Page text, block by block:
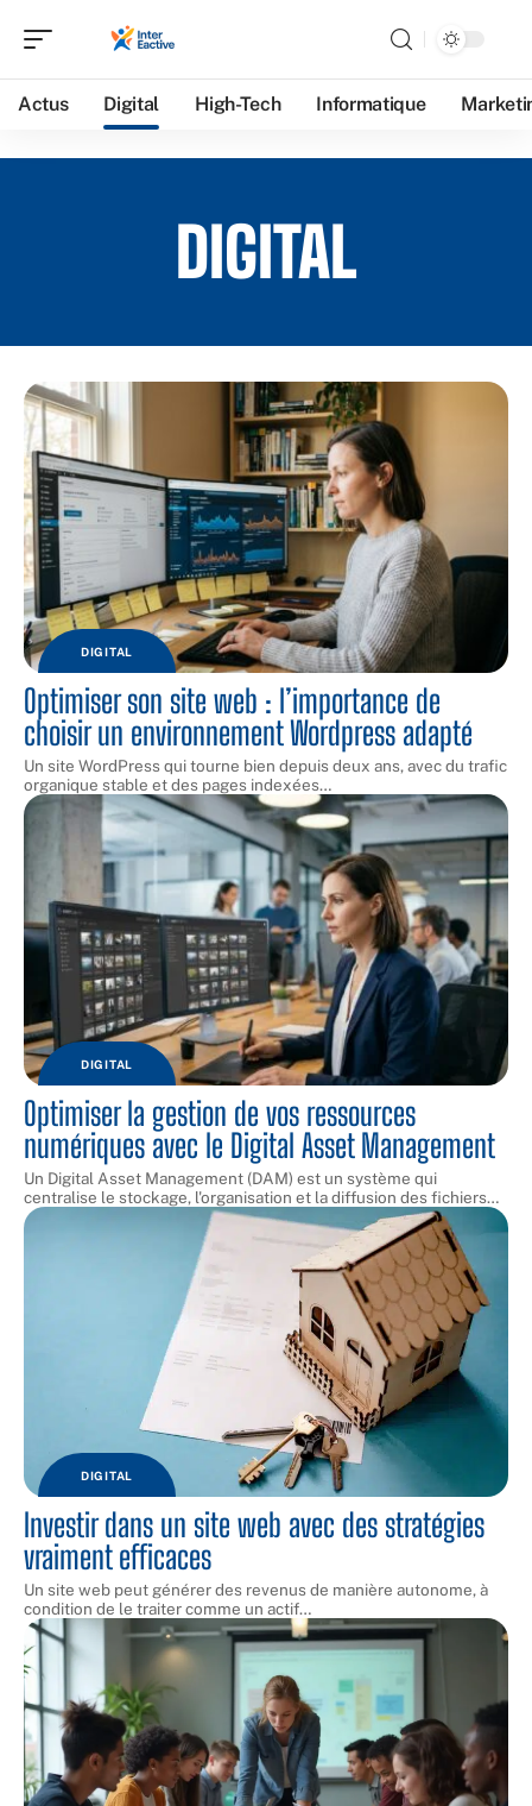
Actus Digital High-Tech Informatique
DIGITAL
DIGITAL
Optimiser son site web : l’importance de
choisir un environnement Wordpress adapté
Un site WordPress qui tourne bien depuis deux ans, avec du trafic
organique stable et des pages indexées…
DIGITAL
Optimiser la gestion de vos ressources
numériques avec le Digital Asset Management
Un Digital Asset Management (DAM) est un système qui
centralise le stockage, l'organisation et la diffusion des fichiers…
DIGITAL
Investir dans un site web avec des stratégies
vraiment efficaces
Un site web peut générer des revenus de manière autonome, à
condition de le traiter comme un actif…